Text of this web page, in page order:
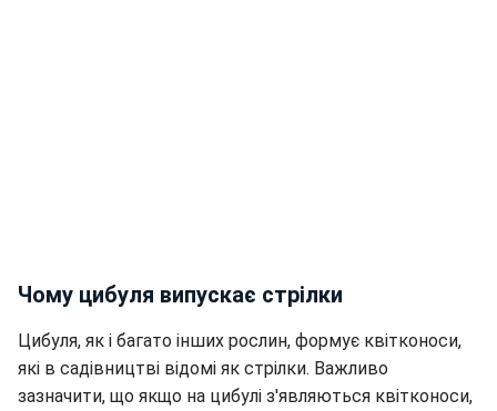
Чому цибуля випускає стрілки
Цибуля, як і багато інших рослин, формує квітконоси,
які в садівництві відомі як стрілки. Важливо
зазначити, що якщо на цибулі з'являються квітконоси,